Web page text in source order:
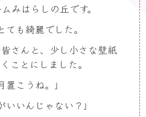
みはらしの丘です。
も綺麗でした。
さんと、少し小さな壁紙
ことにしました。
置こうね。」
いいんじゃない？」